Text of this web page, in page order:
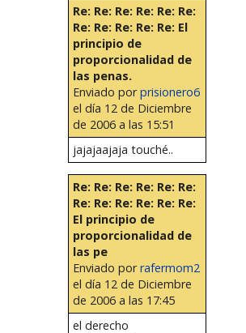
Re: Re: Re: Re: Re: Re:
Re: Re: Re: Re: Re: El
principio de
proporcionalidad de
las penas.
Enviado porprisionero6
el día 12 de Diciembre
de 2006 a las 15:51
jajajaajaja touché..
Re: Re: Re: Re: Re: Re:
Re: Re: Re: Re: Re: Re:
El principio de
proporcionalidad de
las pe
Enviado porrafermom2
el día 12 de Diciembre
de 2006 a las 17:45
el derecho